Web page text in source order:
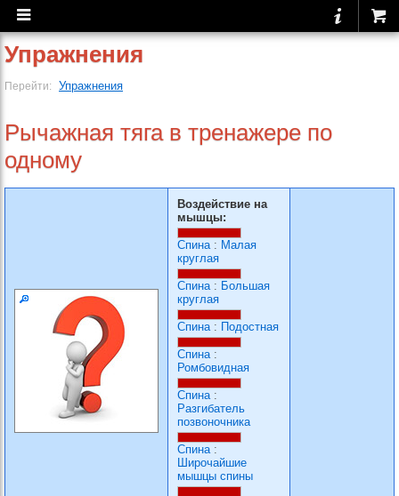
Упражнения
Перейти: Упражнения
Рычажная тяга в тренажере по
одному
Воздействие на
мышцы:
Спина: Малая
круглая
Спина: Большая
круглая
Спина: Подостная
Спина:
Ромбовидная
Спина:
Разгибатель
позвоночника
Спина:
Широчайшие
мышцы спины